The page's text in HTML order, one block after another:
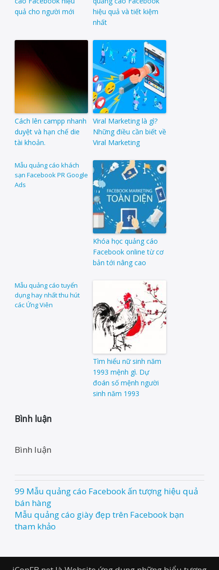
quả cho người mới
hiệu quả và tiết kiệm
nhất
Cách lên campp nhanh
duyệt và hạn chế die
tài khoản.
Viral Marketing là gì?
Những điều cần biết về
Viral Marketing
Mẫu quảng cáo khách
sạn Facebook PR Google
Ads
Khóa học quảng cáo
Facebook online từ cơ
bản tới nâng cao
Mẫu quảng cáo tuyển
dụng hay nhất thu hút
các Ứng Viên
Tìm hiểu nữ sinh năm
1993 mệnh gì. Dự
đoán số mệnh người
sinh năm 1993
Bình luận
Bình luận
Post
navigation
99 Mẫu quảng cáo Facebook ấn tượng hiệu quả
bán hàng
Mẫu quảng cáo giày đẹp trên Facebook bạn
tham khảo